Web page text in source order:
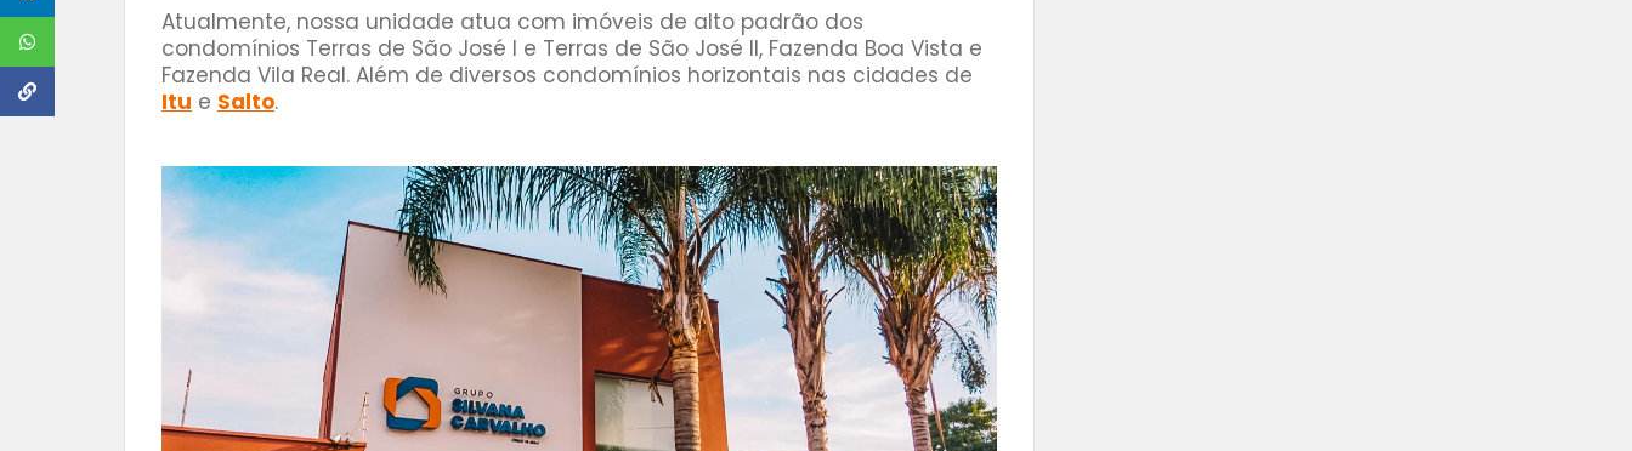
Atualmente, nossa unidade atua com imóveis de alto padrão dos
condomínios Terras de São José I e Terras de São José II, Fazenda Boa Vista e
Fazenda Vila Real. Além de diversos condomínios horizontais nas cidades de
Itu e Salto.